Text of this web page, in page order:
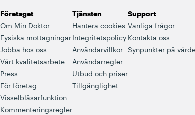
Företaget
Om Min Doktor
Fysiska mottagningar
Jobba hos oss
Vårt kvalitetsarbete
Press
För företag
Visselblåsarfunktion
Kommenteringsregler
Tjänsten
Hantera cookies
Integritetspolicy
Användarvillkor
Användarregler
Utbud och priser
Tillgänglighet
Support
Vanliga frågor
Kontakta oss
Synpunkter på